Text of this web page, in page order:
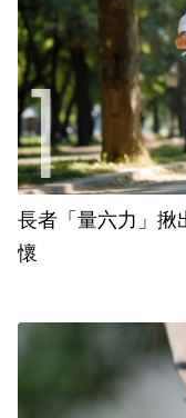
長者「量六力」揪
懷